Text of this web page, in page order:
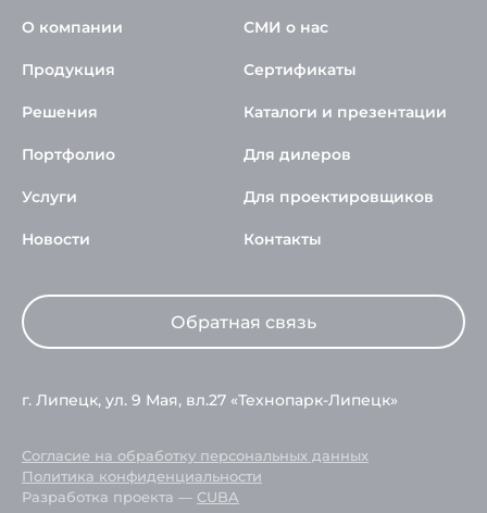
О компании
Продукция
Решения
Портфолио
Услуги
Новости
СМИ о нас
Сертификаты
Каталоги и презентации
Для дилеров
Для проектировщиков
Контакты
Обратная связь
г. Липецк, ул. 9 Мая, вл.27 «Технопарк-Липецк»
Согласие на обработку персональных данных
Политика конфиденциальности
Разработка проекта — CUBA